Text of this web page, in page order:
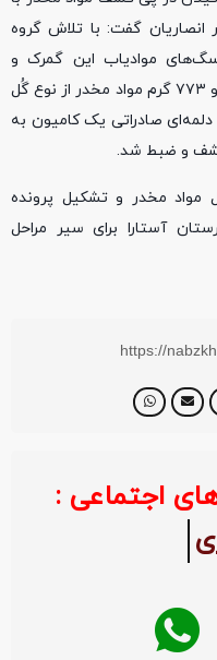
انصاریان گفت: با تلاش گروه
سگ‌های موادیاب این گمرک و
بررسی با دستگاه اشعه ایکس، ۶۳ کیلو و ۷۷۳ گرم مواد مخدر از نوع گُل
صادراتی یک کامیون به
و ضبط شد.
مواد مخدر و تشکیل پرونده
آستارا برای سیر مراحل
https://
اجتماعی : خبر